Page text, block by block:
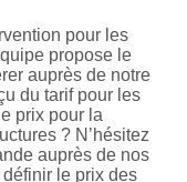
pour les
propose le
auprès de notre
du tarif pour les
prix pour la
? N’hésitez
auprès de nos
le prix des